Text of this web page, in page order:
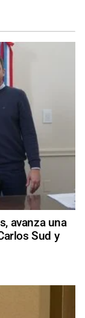
avanza una
Sud y